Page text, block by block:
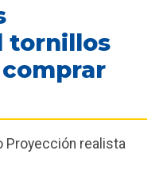
tornillos
Proyección realista